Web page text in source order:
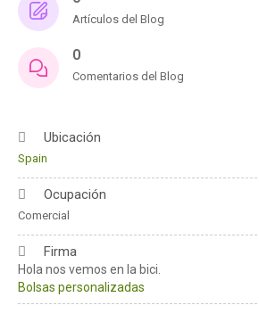
Artículos del Blog
0
Comentarios del Blog
Ubicación
Spain
Ocupación
Comercial
Firma
Hola nos vemos en la bici.
Bolsas personalizadas